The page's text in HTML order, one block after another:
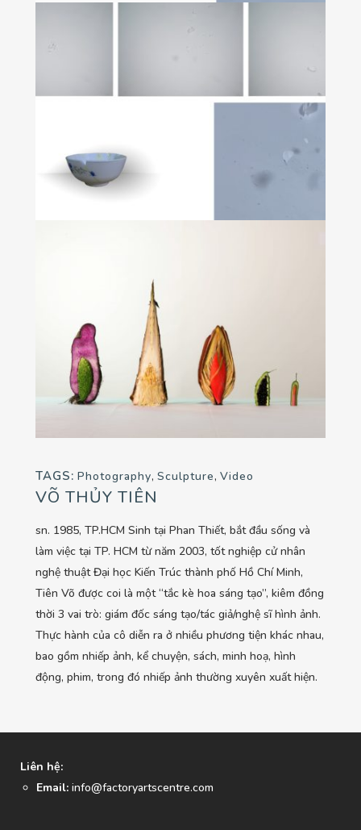
TAGS: Photography, Sculpture, Video
VÕ THỦY TIÊN
sn. 1985, TP.HCM Sinh tại Phan Thiết, bắt đầu sống và
làm việc tại TP. HCM từ năm 2003, tốt nghiệp cử nhân
nghệ thuật Đại học Kiến Trúc thành phố Hồ Chí Minh,
Tiên Võ được coi là một “tắc kè hoa sáng tạo”, kiêm đồng
thời 3 vai trò: giám đốc sáng tạo/tác giả/nghệ sĩ hình ảnh.
Thực hành của cô diễn ra ở nhiều phương tiện khác nhau,
bao gồm nhiếp ảnh, kể chuyện, sách, minh hoạ, hình
động, phim, trong đó nhiếp ảnh thường xuyên xuất hiện.
Liên hệ:
Email: info@factoryartscentre.com